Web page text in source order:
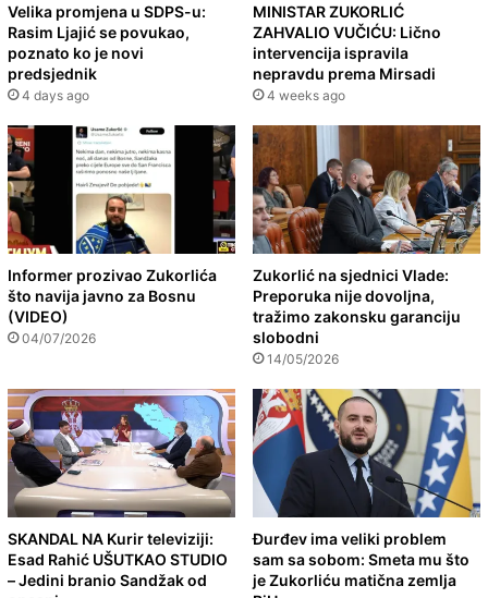
Velika promjena u SDPS-u:
Rasim Ljajić se povukao,
poznato ko je novi
predsjednik
4 days ago
MINISTAR ZUKORLIĆ
ZAHVALIO VUČIĆU: Lično
intervencija ispravila
nepravdu prema Mirsadi
4 weeks ago
Informer prozivao Zukorlića
što navija javno za Bosnu
(VIDEO)
04/07/2026
Zukorlić na sjednici Vlade:
Preporuka nije dovoljna,
tražimo zakonsku garanciju
slobodni
14/05/2026
SKANDAL NA Kurir televiziji:
Esad Rahić UŠUTKAO STUDIO
– Jedini branio Sandžak od
Đurđev ima veliki problem
sam sa sobom: Smeta mu što
je Zukorliću matična zemlja